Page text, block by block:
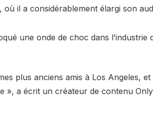
il a considérablement élargi son
une onde de choc dans l’industrie
plus anciens amis à Los Angeles,
», a écrit un créateur de contenu